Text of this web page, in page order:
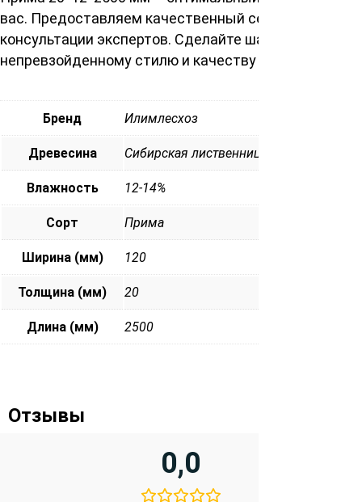
вас. Предоставляем качественный сервис и
консультации экспертов. Сделайте шаг навстречу
непревзойденному стилю и качеству уже сегодня!
Бренд Илимлесхоз
Древесина Сибирская лиственница
Влажность 12-14%
Сорт Прима
Ширина (мм) 120
Толщина (мм) 20
Длина (мм) 2500
Отзывы
0,0